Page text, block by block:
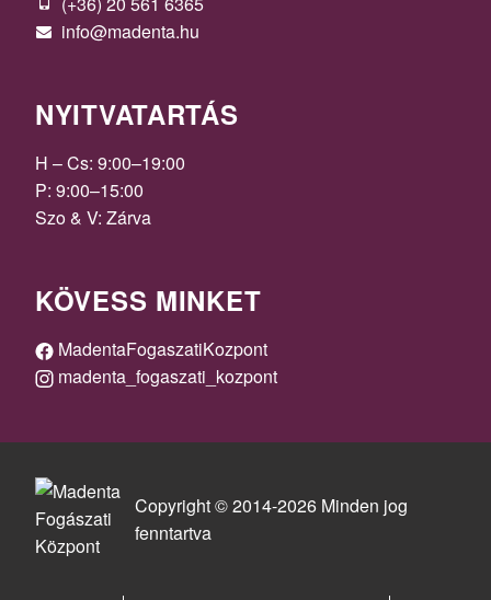
info@madenta.hu
NYITVATARTÁS
H – Cs: 9:00–19:00
P: 9:00–15:00
Szo & V: Zárva
KÖVESS MINKET
MadentaFogaszatiKozpont
madenta_fogaszati_kozpont
Copyright © 2014-2026 Minden jog
fenntartva